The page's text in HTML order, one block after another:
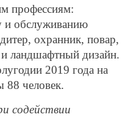
профессиям:
и обслуживанию
охранник, повар,
ландшафтный дизайн.
2019 года на
88 человек.
содействии